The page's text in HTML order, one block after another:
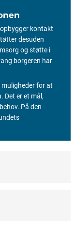
kontakt
desuden
og støtte i
borgeren har
for at
Det er et mål,
På den